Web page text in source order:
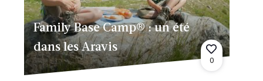
Family Base Camp® : un été
dans les Aravis
0